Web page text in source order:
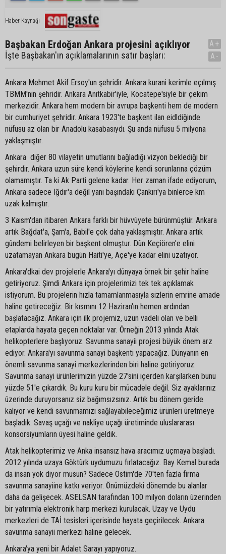
Haber Kaynağı
Başbakan Erdoğan Ankara projesini açıklıyor
İşte Başbakan'ın açıklamalarının satır başları:
A+
A-
Ankara Mehmet Akif Ersoy'un şehridir. Ankara kurani kerimle eçılmış
TBMM'nin şehridir. Ankara Anıtkabir'iyle, Kocatepe'siyle bir çekim
merkezidir. Ankara hem modern bir avrupa başkenti hem de modern
bir cumhuriyet şehridir. Ankara 1923'te başkent ilan eidldiğinde
nüfusu az olan bir Anadolu kasabasıydı. Şu anda nüfusu 5 milyona
yaklaşmıştır.
Ankara diğer 80 vilayetin umutlarını bağladığı vizyon beklediği bir
şehirdir. Ankara uzun süre kendi köylerine kendi sorunlarına çözüm
olamamıştır. Ta ki Ak Parti gelene kadar. Her zaman ifade ediyorum,
Ankara sadece Iğdır'a değil yanı başındaki Çankırı'ya binlerce km
uzak kalmıştır.
3 Kaısm'dan itibaren Ankara farklı bir hüvvüyete bürünmüştür. Ankara
artık Bağdat'a, Şam'a, Babil'e çok daha yaklaşmıştır. Ankara artık
gündemi belirleyen bir başkent olmuştur. Dün Keçiören'e elini
uzatamayan Ankara bugün Haiti'ye, Açe'ye kadar elini uzatıyor.
Ankara'dkai dev projelerle Ankara'yı dünyaya örnek bir şehir haline
getiriyoruz. Şimdi Ankara için projelerimizi tek tek açıklamak
istiyorum. Bu projelerin hızla tamamlanmasıyla sizlerin emrine amade
haline getireceğiz. Bir kısmını 12 Haziran'ın hemen ardından
başlatacağız. Ankara için ilk projemiz, uzun vadeli olan ve belli
etaplarda hayata geçen noktalar var. Örneğin 2013 yılında Atak
helikopterlere başlıyoruz. Savunma sanayii projesi büyük önem arz
ediyor. Ankara'yı savunma sanayi başkenti yapacağız. Dünyanın en
önemli savunma sanayi merkezlerinden biri haline getiriyoruz.
Savunma sanayi ürünlerimizin yüzde 27'sini içerden karşılarken bunu
yüzde 51'e çıkardık. Bu kuru kuru bir mücadele değil. Siz ayaklarınız
üzerinde duruyorsanız siz bağımsızsınız. Artık bu dönem geride
kalıyor ve kendi savunmamızı sağlayabileceğimiz ürünleri üretmeye
başladık. Savaş uçağı ve nakliye uçağı üretiminde uluslararası
konsorsiyumların üyesi haline geldik.
Atak helikopterimiz ve Anka insansız hava aracımız uçmaya başladı.
2012 yılında uzaya Göktürk uydumuzu fırlatacağız. Bay Kemal burada
da insan yok diyor musun? Sadece Ostim'de 70'ten fazla firma
savunma sanayiine katkı veriyor. Önümüzdeki dönemde bu alanlar
daha da gelişecek. ASELSAN tarafından 100 milyon doların üzerinden
bir yatırımla elektronik harp merkezi kurulacak. Uzay ve Uydu
merkezleri de TAİ tesisleri içerisinde hayata geçirilecek. Ankara
savunma sanayii merkezi haline gelecek.
Ankara'ya yeni bir Adalet Sarayı yapıyoruz.